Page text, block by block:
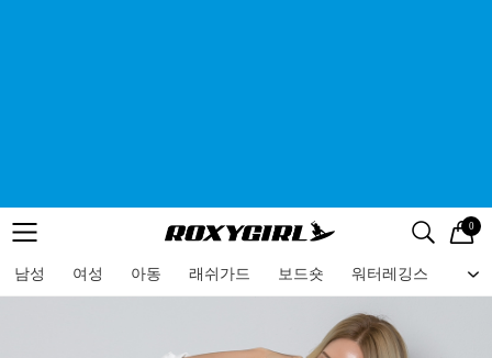
메뉴 검색
로고 0
남성 여성 아동 래쉬가드 보드숏 워터레깅스 비
메뉴